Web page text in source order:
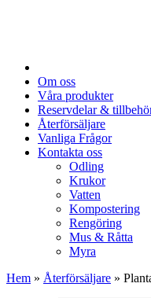
Om oss
Våra produkter
Reservdelar &
Återförsäljare
Vanliga Frågor
Kontakta oss
Odling
Krukor
Vatten
Kompostering
Rengöring
Mus & Råtta
Myra
Hem » Återförsäljare »